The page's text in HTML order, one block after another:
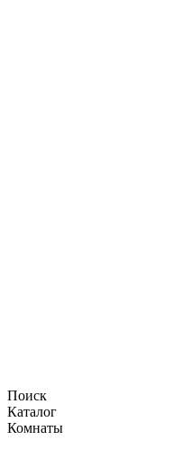
Поиск
Каталог
Комнаты